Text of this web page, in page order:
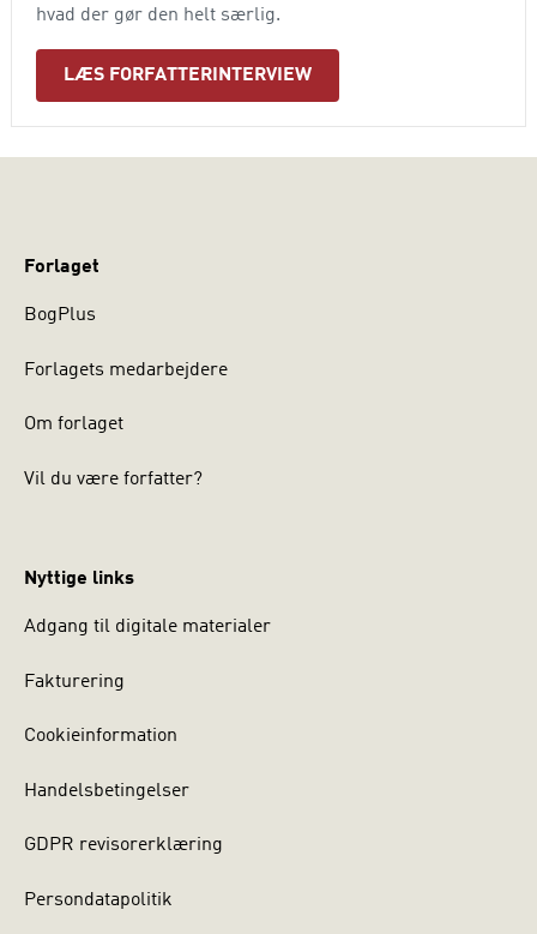
hvad der gør den helt særlig.
LÆS FORFATTERINTERVIEW
Forlaget
BogPlus
Forlagets medarbejdere
Om forlaget
Vil du være forfatter?
Nyttige links
Adgang til digitale materialer
Fakturering
Cookieinformation
Handelsbetingelser
GDPR revisorerklæring
Persondatapolitik